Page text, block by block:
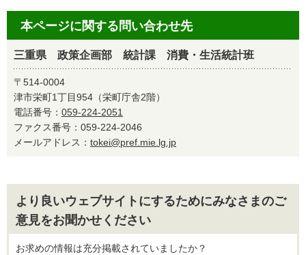
本ページに関する問い合わせ先
三重県 政策企画部 統計課 消費・生活統計班
〒514-0004
津市栄町1丁目954（栄町庁舎2階）
電話番号： 059-224-2051
ファクス番号：059-224-2046
メールアドレス： tokei@pref.mie.lg.jp
より良いウェブサイトにするためにみなさまのご
意見をお聞かせください
お求めの情報は充分掲載されていましたか？